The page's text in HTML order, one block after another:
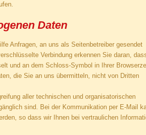
Daten
Anfragen, an uns als Seitenbetreiber gesendet
Verbindung erkennen Sie daran,
und an dem Schloss-Symbol in Ihrer
die Sie an uns übermitteln, nicht von Dritten
aller technischen und organisatorischen
sind. Bei der Kommunikation per E-Mail
so dass wir Ihnen bei vertraulichen